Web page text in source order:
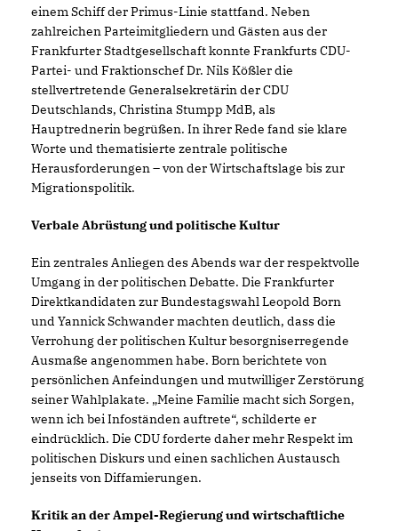
einem Schiff der Primus-Linie stattfand. Neben
zahlreichen Parteimitgliedern und Gästen aus der
Frankfurter Stadtgesellschaft konnte Frankfurts CDU-
Partei- und Fraktionschef Dr. Nils Kößler die
stellvertretende Generalsekretärin der CDU
Deutschlands, Christina Stumpp MdB, als
Hauptrednerin begrüßen. In ihrer Rede fand sie klare
Worte und thematisierte zentrale politische
Herausforderungen – von der Wirtschaftslage bis zur
Migrationspolitik.
Verbale Abrüstung und politische Kultur
Ein zentrales Anliegen des Abends war der respektvolle
Umgang in der politischen Debatte. Die Frankfurter
Direktkandidaten zur Bundestagswahl Leopold Born
und Yannick Schwander machten deutlich, dass die
Verrohung der politischen Kultur besorgniserregende
Ausmaße angenommen habe. Born berichtete von
persönlichen Anfeindungen und mutwilliger Zerstörung
seiner Wahlplakate. „Meine Familie macht sich Sorgen,
wenn ich bei Infoständen auftrete“, schilderte er
eindrücklich. Die CDU forderte daher mehr Respekt im
politischen Diskurs und einen sachlichen Austausch
jenseits von Diffamierungen.
Kritik an der Ampel-Regierung und wirtschaftliche